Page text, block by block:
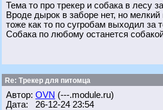
Тема то про трекер и собака в лесу
Вроде дырок в заборе нет, но
тоже как то по сугробам выходил за
Собака по любому останется
Re: Трекер для питомца
Автор: OVN (---.module.ru)
Дата: 26-12-24 23:54